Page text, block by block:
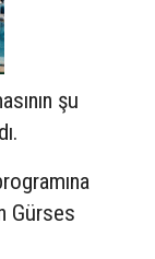
şu
Gürses